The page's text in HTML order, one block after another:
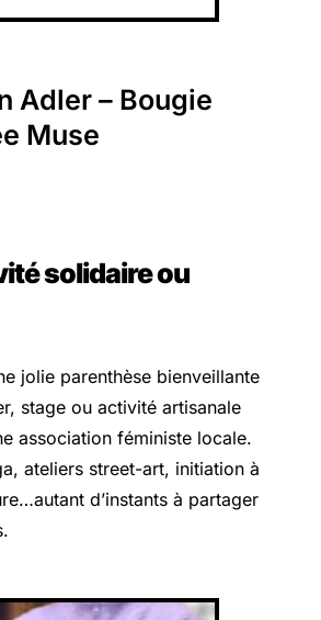
Adler – Bougie
Muse
solidaire ou
jolie parenthèse bienveillante
stage ou activité artisanale
association féministe locale.
ateliers street-art, initiation à
d’instants à partager